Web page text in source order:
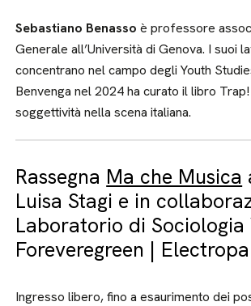
Sebastiano Benasso è professore
Generale all’Università di Genova. I suoi
concentrano nel campo degli Youth
Benvenga nel 2024 ha curato il libro
soggettività nella scena italiana.
Rassegna Ma che Musica
Luisa Stagi e in
Laboratorio di Sociologia
Foreveregreen |
Ingresso libero, fino a esaurimento dei